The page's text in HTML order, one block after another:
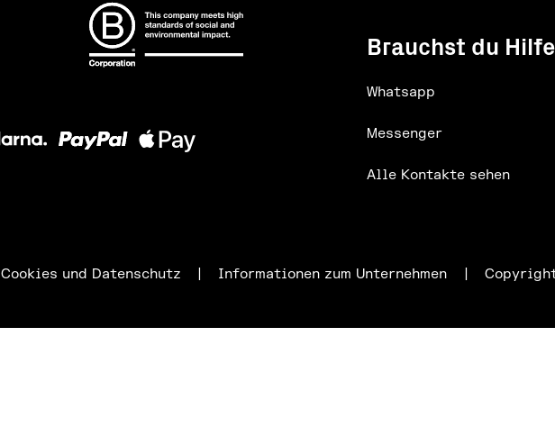
Brauchst du
Whatsapp
Messenger
Alle Kontakte sehen
Cookies und Datenschutz Informationen zum Unternehmen